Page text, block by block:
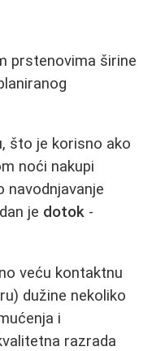
prstenovima širine
što je korisno ako
noći nakupi
navodnjavanje
je dotok -
veću kontaktnu
dužine nekoliko
i
razrada